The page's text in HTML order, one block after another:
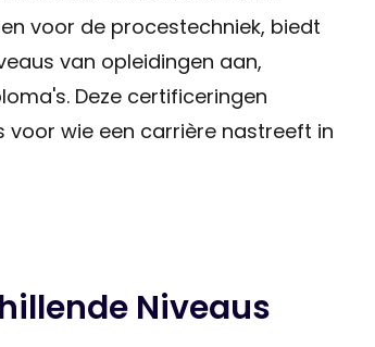
voor de procestechniek, biedt
van opleidingen aan,
Deze certificeringen
voor wie een carrière nastreeft in
Niveaus